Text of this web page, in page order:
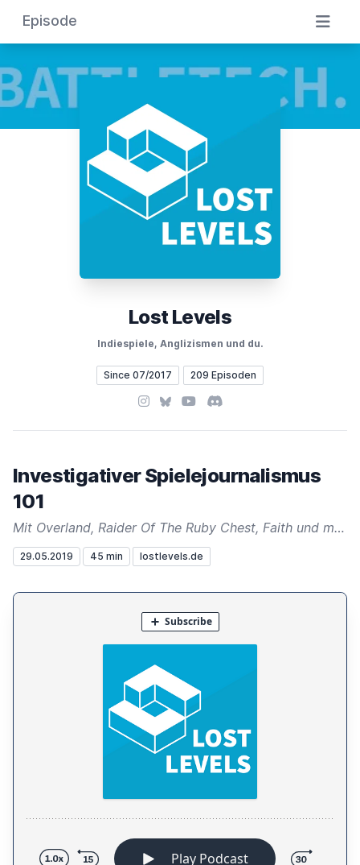
Episode
Lost Levels
Indiespiele, Anglizismen und du.
Since 07/2017 209 Episoden
Instagram
BlueskyYouTubeDiscord
Investigativer Spielejournalismus
101
Mit Overland, Raider Of The Ruby Chest, Faith und mehr
29.05.2019 45 min lostlevels.de